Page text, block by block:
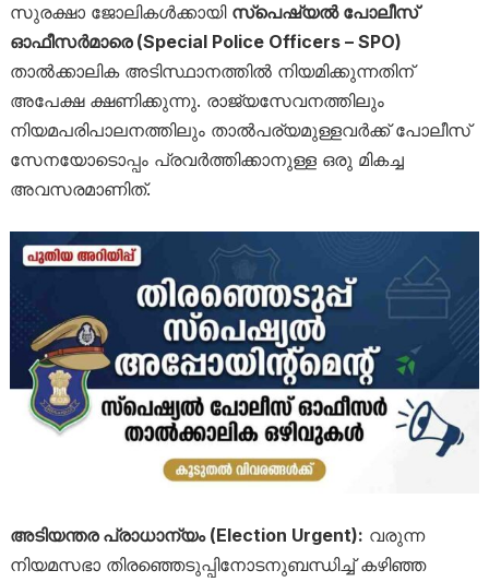
സുരക്ഷാ ജോലികൾക്കായി സ്പെഷ്യൽ പോലീസ്
ഓഫീസർമാരെ (Special Police Officers – SPO)
താൽക്കാലിക അടിസ്ഥാനത്തിൽ നിയമിക്കുന്നതിന്
അപേക്ഷ ക്ഷണിക്കുന്നു. രാജ്യസേവനത്തിലും
നിയമപരിപാലനത്തിലും താൽപര്യമുള്ളവർക്ക് പോലീസ്
സേനയോടൊപ്പം പ്രവർത്തിക്കാനുള്ള ഒരു മികച്ച
അവസരമാണിത്.
അടിയന്തര പ്രാധാന്യം (Election Urgent): വരുന്ന
നിയമസഭാ തിരഞ്ഞെടുപ്പിനോടനുബന്ധിച്ച് കഴിഞ്ഞ